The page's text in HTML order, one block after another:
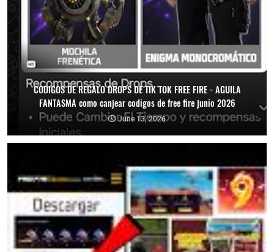
CODIGOS DE REGALO DROPS DE TIK TOK FREE FIRE - AGUILA
FANTASMA como canjear codigos de free fire junio 2026
June 13, 2026